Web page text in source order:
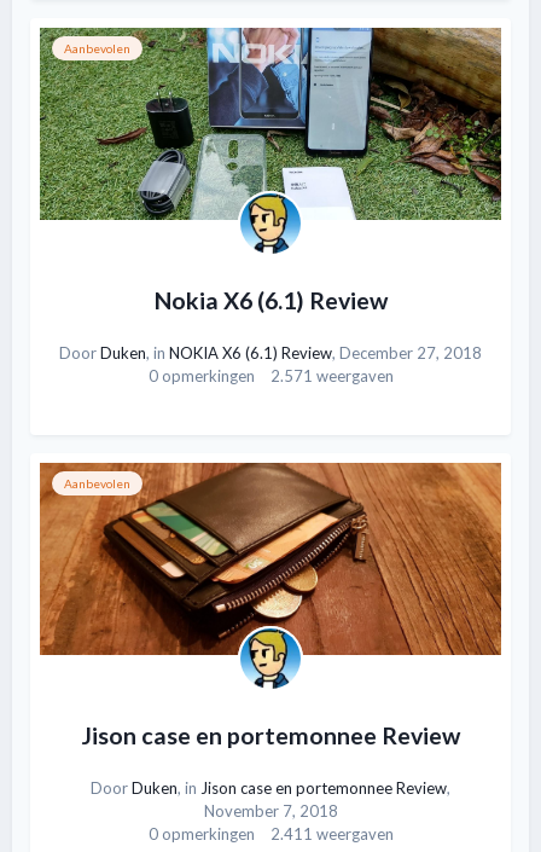
Aanbevolen
Nokia X6 (6.1) Review
DoorDuken, in NOKIA X6 (6.1) Review, December 27, 2018
0 opmerkingen
2.571 weergaven
Aanbevolen
Jison case en portemonnee Review
DoorDuken, in Jison case en portemonnee Review,
November 7, 2018
0 opmerkingen
2.411 weergaven